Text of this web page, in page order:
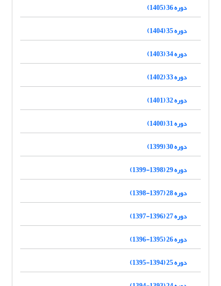
دوره 36 (1405)
دوره 35 (1404)
دوره 34 (1403)
دوره 33 (1402)
دوره 32 (1401)
دوره 31 (1400)
دوره 30 (1399)
دوره 29 (1398-1399)
دوره 28 (1397-1398)
دوره 27 (1396-1397)
دوره 26 (1395-1396)
دوره 25 (1394-1395)